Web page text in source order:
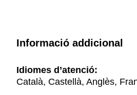
Informació addicional
Idiomes d’atenció:
Català, Castellà, Anglès,